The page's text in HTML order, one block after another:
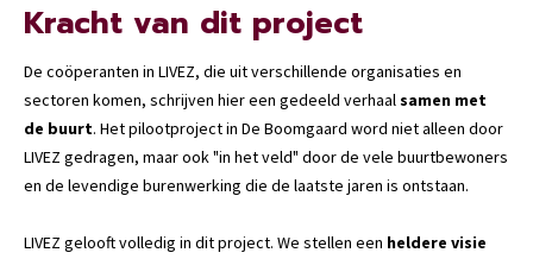
Kracht van dit project
De coöperanten in LIVEZ, die uit verschillende organisaties en
sectoren komen, schrijven hier een gedeeld verhaalsamen met
de buurt. Het pilootproject in De Boomgaard word niet alleen door
LIVEZ gedragen, maar ook "in het veld" door de vele buurtbewoners
en de levendige burenwerking die de laatste jaren is ontstaan.
LIVEZ gelooft volledig in dit project. We stellen een heldere visie